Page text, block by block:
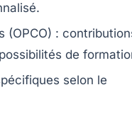
(OPCO) :
de
selon le